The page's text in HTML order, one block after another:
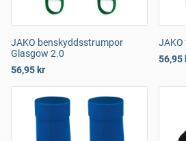
JAKO benskyddsstrumpor
Glasgow 2.0
56,95 kr
JAKO
56,95